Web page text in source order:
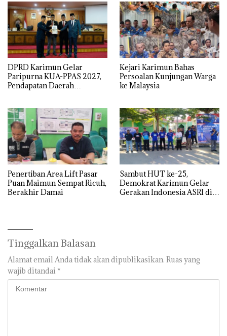
Pertumbuhan Ekonomi
DPRD Karimun Gelar
Paripurna KUA-PPAS 2027,
Pendapatan Daerah
Kejari Karimun Bahas
Persoalan Kunjungan Warga
ke Malaysia
Penertiban Area Lift Pasar
Puan Maimun Sempat Ricuh,
Berakhir Damai
Sambut HUT ke-25,
Demokrat Karimun Gelar
Gerakan Indonesia ASRI di
Tinggalkan Balasan
Alamat email Anda tidak akan dipublikasikan. Ruas yang
wajib ditandai *